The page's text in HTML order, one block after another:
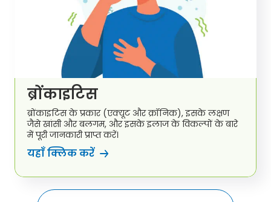
ब्रोंकाइटिस
ब्रोंकाइटिस के प्रकार (एक्यूट और क्रॉनिक), इसके लक्षण
जैसे खांसी और बलगम, और इसके इलाज के विकल्पों के बारे
में पूरी जानकारी प्राप्त करें।
यहाँ क्लिक करें